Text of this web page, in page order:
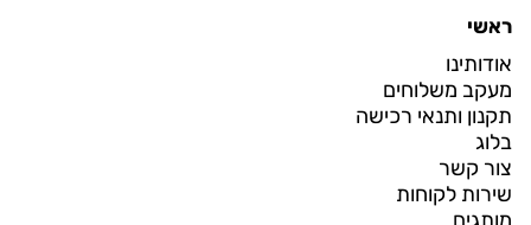
ראשי
אודותינו
מעקב משלוחים
תקנון ותנאי רכישה
בלוג
צור קשר
שירות לקוחות